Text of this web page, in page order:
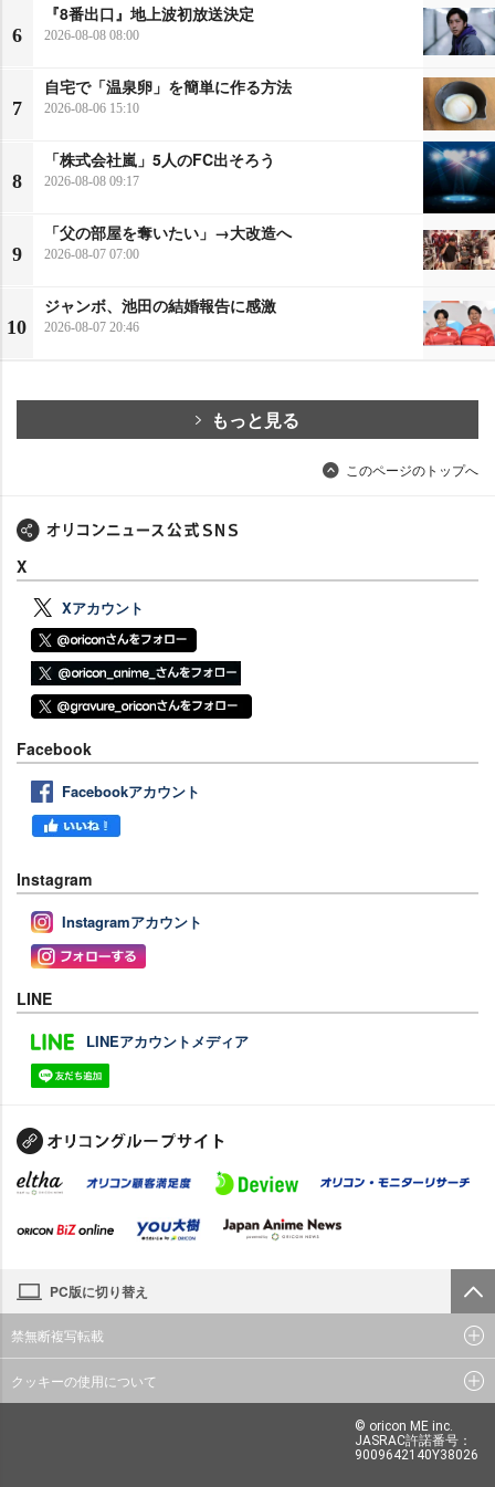
6
『8番出口』地上波初放送決定
2026-08-08 08:00
7
自宅で「温泉卵」を簡単に作る方法
2026-08-06 15:10
8
「株式会社嵐」5人のFC出そろう
2026-08-08 09:17
9
「父の部屋を奪いたい」→大改造へ
2026-08-07 07:00
10
ジャンボ、池田の結婚報告に感激
2026-08-07 20:46
もっと見る
このページのトップへ
X
Xアカウント
Facebook
Facebookアカウント
Instagram
Instagramアカウント
LINE
LINEアカウントメディア
PC版に切り替え
禁無断複写転載
クッキーの使用について
© oricon ME inc.
JASRAC許諾番号：
9009642140Y38026